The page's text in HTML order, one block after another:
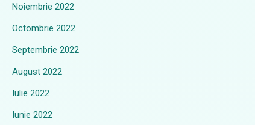
Noiembrie 2022
Octombrie 2022
Septembrie 2022
August 2022
Iulie 2022
Iunie 2022